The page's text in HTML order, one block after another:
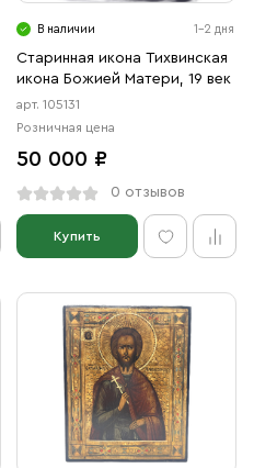
В наличии 1-2 дня
Старинная икона Тихвинская
икона Божией Матери, 19 век
арт. 105131
Розничная цена
50 000 ₽
0 отзывов
Купить